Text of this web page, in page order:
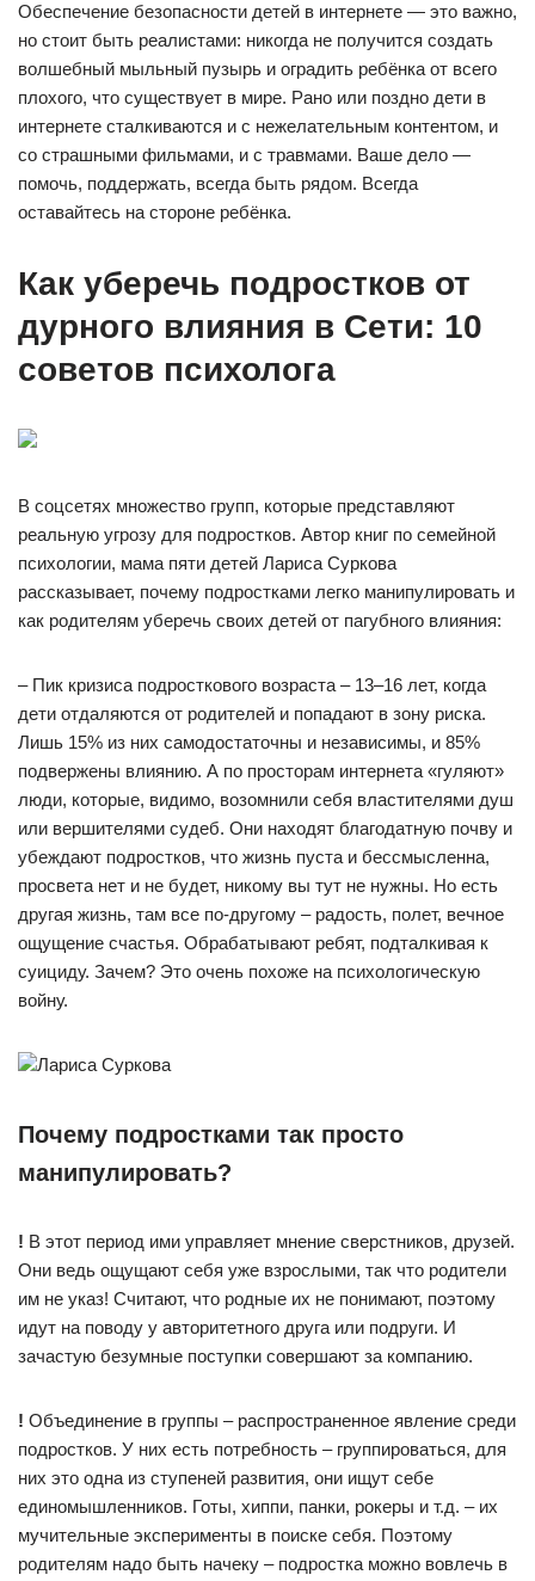
Обеспечение безопасности детей в интернете — это важно,
но стоит быть реалистами: никогда не получится создать
волшебный мыльный пузырь и оградить ребёнка от всего
плохого, что существует в мире. Рано или поздно дети в
интернете сталкиваются и с нежелательным контентом, и
со страшными фильмами, и с травмами. Ваше дело —
помочь, поддержать, всегда быть рядом. Всегда
оставайтесь на стороне ребёнка.
Как уберечь подростков от
дурного влияния в Сети: 10
советов психолога
В соцсетях множество групп, которые представляют
реальную угрозу для подростков. Автор книг по семейной
психологии, мама пяти детей Лариса Суркова
рассказывает, почему подростками легко манипулировать и
как родителям уберечь своих детей от пагубного влияния:
– Пик кризиса подросткового возраста – 13–16 лет, когда
дети отдаляются от родителей и попадают в зону риска.
Лишь 15% из них самодостаточны и независимы, и 85%
подвержены влиянию. А по просторам интернета «гуляют»
люди, которые, видимо, возомнили себя властителями душ
или вершителями судеб. Они находят благодатную почву и
убеждают подростков, что жизнь пуста и бессмысленна,
просвета нет и не будет, никому вы тут не нужны. Но есть
другая жизнь, там все по-другому – радость, полет, вечное
ощущение счастья. Обрабатывают ребят, подталкивая к
суициду. Зачем? Это очень похоже на психологическую
войну.
Лариса Суркова
Почему подростками так просто
манипулировать?
! В этот период ими управляет мнение сверстников, друзей.
Они ведь ощущают себя уже взрослыми, так что родители
им не указ! Считают, что родные их не понимают, поэтому
идут на поводу у авторитетного друга или подруги. И
зачастую безумные поступки совершают за компанию.
! Объединение в группы – распространенное явление среди
подростков. У них есть потребность – группироваться, для
них это одна из ступеней развития, они ищут себе
единомышленников. Готы, хиппи, панки, рокеры и т.д. – их
мучительные эксперименты в поиске себя. Поэтому
родителям надо быть начеку – подростка можно вовлечь в